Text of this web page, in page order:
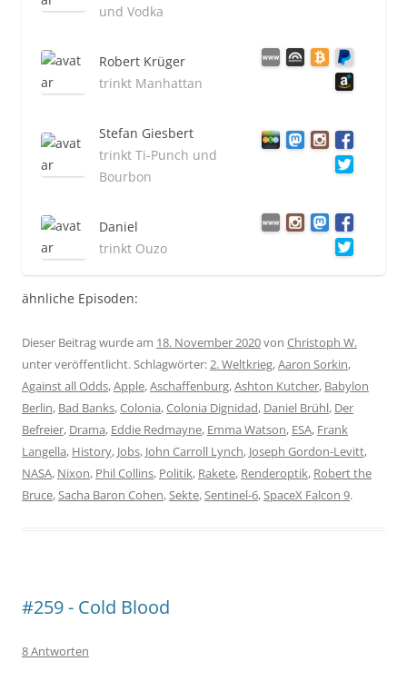
und Vodka
Robert Krüger
trinkt Manhattan
Stefan Giesbert
trinkt Ti-Punch und
Bourbon
Daniel
trinkt Ouzo
ähnliche Episoden:
Dieser Beitrag wurde am 18. November 2020von Christoph W.
unter veröffentlicht. Schlagwörter:2. Weltkrieg,Aaron Sorkin,
Against all Odds,Apple,Aschaffenburg,Ashton Kutcher, Babylon
Berlin, Bad Banks,Colonia,Colonia Dignidad, Daniel Brühl, Der
Befreier, Drama, Eddie Redmayne, Emma Watson, ESA, Frank
Langella, History, Jobs, John Carroll Lynch, Joseph Gordon-Levitt,
NASA, Nixon, Phil Collins, Politik, Rakete, Renderoptik, Robert the
Bruce,Sacha Baron Cohen,Sekte,Sentinel-6,SpaceX Falcon 9.
#259 - Cold Blood
8 Antworten